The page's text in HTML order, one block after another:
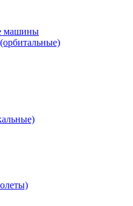
машины